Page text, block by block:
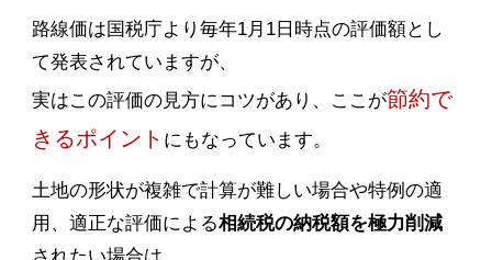
路線価は国税庁より毎年1月1日時点の評価額とし
て発表されていますが、
実はこの評価の見方にコツがあり、ここが節約で
きるポイント にもなっています。
土地の形状が複雑で計算が難しい場合や特例の適
用、適正な評価による相続税の納税額を極力削減